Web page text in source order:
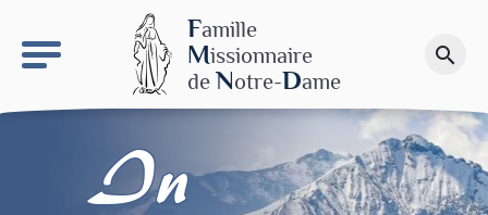
Famille
Missionnaire
de Notre-Dame
search
Faire un don
In